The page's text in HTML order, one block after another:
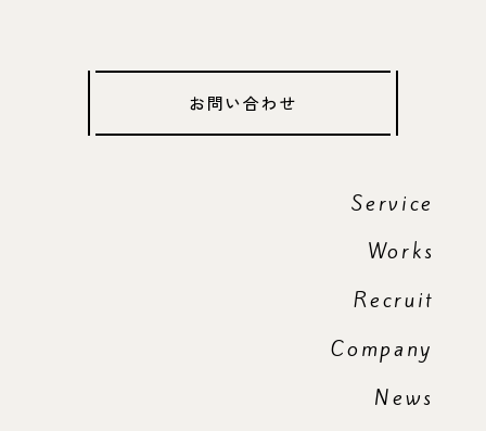
お問い合わせ
Service
Works
Recruit
Company
News